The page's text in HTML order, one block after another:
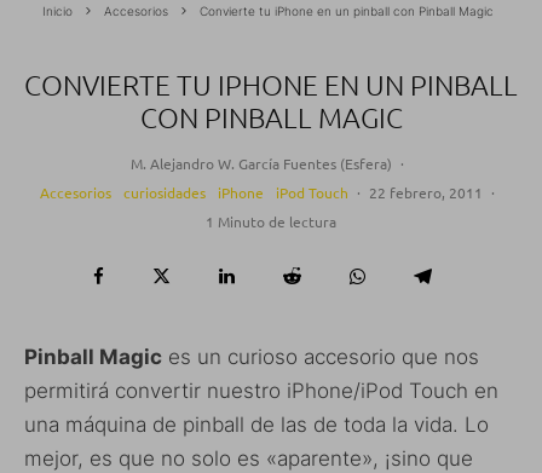
Inicio Accesorios Convierte tu iPhone en un pinball con Pinball Magic
CONVIERTE TU IPHONE EN UN PINBALL
CON PINBALL MAGIC
M. Alejandro W. García Fuentes (Esfera) ·
Accesorios
curiosidades iPhone iPod Touch · 22 febrero, 2011
·
1 Minuto de lectura
Pinball Magic es un curioso accesorio que nos
permitirá convertir nuestro iPhone/iPod Touch en
una máquina de pinball de las de toda la vida. Lo
mejor, es que no solo es «aparente», ¡sino que